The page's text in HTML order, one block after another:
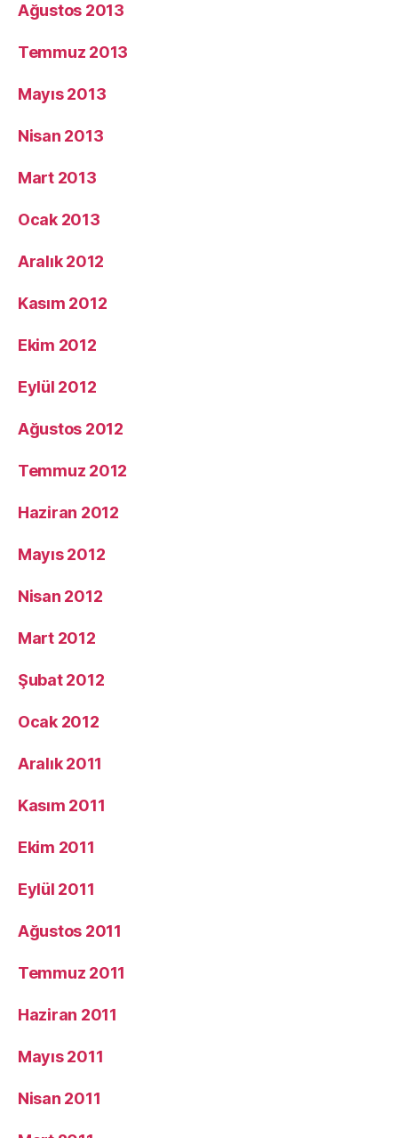
Ağustos 2013
Temmuz 2013
Mayıs 2013
Nisan 2013
Mart 2013
Ocak 2013
Aralık 2012
Kasım 2012
Ekim 2012
Eylül 2012
Ağustos 2012
Temmuz 2012
Haziran 2012
Mayıs 2012
Nisan 2012
Mart 2012
Şubat 2012
Ocak 2012
Aralık 2011
Kasım 2011
Ekim 2011
Eylül 2011
Ağustos 2011
Temmuz 2011
Haziran 2011
Mayıs 2011
Nisan 2011